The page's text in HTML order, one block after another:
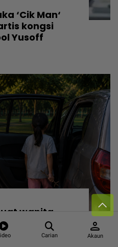
Carian
person
Akaun
‘Cik Man‘
kongsi
Yusoff
wanita
depan
‘kawan’ -